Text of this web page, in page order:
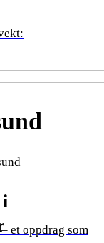
et oppdrag som